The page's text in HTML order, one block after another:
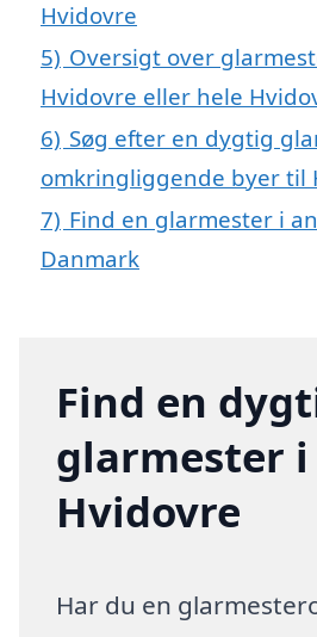
Hvidovre
5) Oversigt over
Hvidovre eller hele
6) Søg efter en dygtig
omkringliggende byer til
7) Find en glarmester i
Danmark
Find en
glarmester i
Hvidovre
Har du en